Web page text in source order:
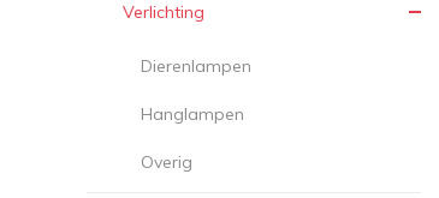
Verlichting
Dierenlampen
Hanglampen
Overig